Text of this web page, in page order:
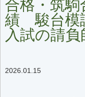
合格・筑駒
績 駿台模
入試の請
2026.01.15